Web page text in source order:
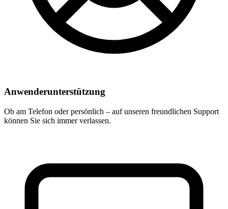
Anwenderunterstützung
Ob am Telefon oder persönlich – auf unseren freundlichen Support
können Sie sich immer verlassen.